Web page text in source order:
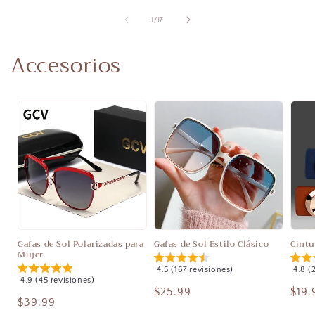
1 /de
17
Accesorios
Gafas de Sol Polarizadas para
Mujer
4.9 (45 revisiones)
Precio
$39.99
Gafas de Sol Estilo Clásico
4.5 (167 revisiones)
Precio
$25.99
4.8